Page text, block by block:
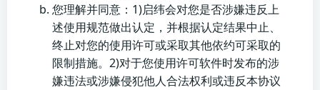
您理解并同意：1)启纬会对您是否涉嫌违反上
述使用规范做出认定，并根据认定结果中止、
终止对您的使用许可或采取其他依约可采取的
限制措施。2)对于您使用许可软件时发布的涉
嫌违法或涉嫌侵犯他人合法权利或违反本协议